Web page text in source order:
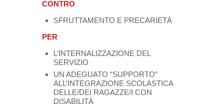
CONTRO
SFRUTTAMENTO E PRECARIETÀ
PER
L’INTERNALIZZAZIONE DEL
SERVIZIO
UN ADEGUATO “SUPPORTO”
ALL’INTEGRAZIONE SCOLASTICA
DELLE/DEI RAGAZZE/I CON
DISABILITÀ